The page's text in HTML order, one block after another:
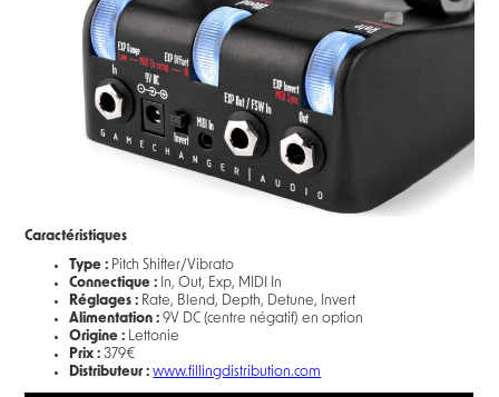
Caractéristiques
Type : Pitch Shifter/Vibrato
Connectique : In, Out, Exp, MIDI In
Réglages : Rate, Blend, Depth, Detune, Invert
Alimentation : 9V DC (centre négatif) en option
Origine : Lettonie
Prix : 379€
Distributeur : www.fillingdistribution.com